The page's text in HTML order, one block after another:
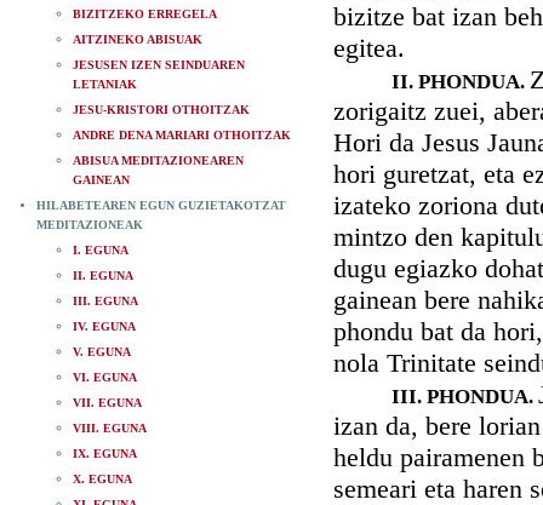
BIZITZEKO ERREGELA
AITZINEKO ABISUAK
JESUSEN IZEN SEINDUAREN
LETANIAK
JESU-KRISTORI OTHOITZAK
ANDRE DENA MARIARI OTHOITZAK
ABISUA MEDITAZIONEAREN
GAINEAN
HILABETEAREN EGUN GUZIETAKOTZAT
MEDITAZIONEAK
I. EGUNA
II. EGUNA
III. EGUNA
IV. EGUNA
V. EGUNA
VI. EGUNA
VII. EGUNA
VIII. EGUNA
IX. EGUNA
X. EGUNA
bizitze bat izan
egitea.
II. PHONDUA.
zorigaitz zuei,
Hori da Jesus
hori guretzat, eta
izateko zoriona
mintzo den
dugu egiazko
gainean bere
phondu bat da
nola Trinitate
III. PHONDUA.
izan da, bere
heldu pairamenen
semeari eta haren